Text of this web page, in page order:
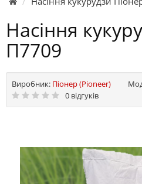
Насіння
П7709
Виробник: Піонер (Pioneer)
0 відгуків